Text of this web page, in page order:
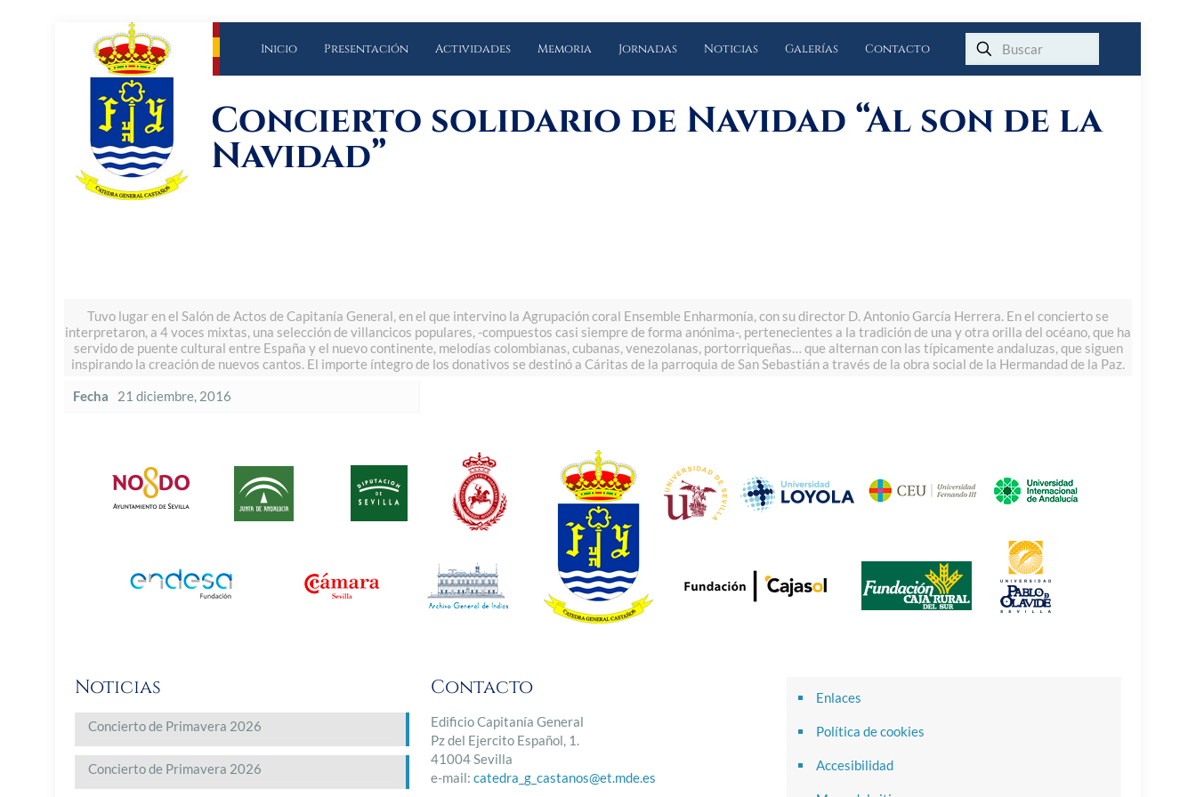
Inicio Presentación Actividades Memoria Jornadas Noticias Galerías Contacto
Concierto solidario de Navidad “Al son de la
Navidad”
Tuvo lugar en el Salón de Actos de Capitanía General, en el que intervino la Agrupación coral Ensemble Enharmonía, con su director D. Antonio García Herrera. En el concierto se
interpretaron, a 4 voces mixtas, una selección de villancicos populares, -compuestos casi siempre de forma anónima-, pertenecientes a la tradición de una y otra orilla del océano, que ha
servido de puente cultural entre España y el nuevo continente, melodías colombianas, cubanas, venezolanas, portorriqueñas… que alternan con las típicamente andaluzas, que siguen
inspirando la creación de nuevos cantos. El importe íntegro de los donativos se destinó a Cáritas de la parroquia de San Sebastián a través de la obra social de la Hermandad de la Paz.
Fecha
21 diciembre, 2016
Noticias
Concierto de Primavera 2026
Concierto de Primavera 2026
Contacto
Edificio Capitanía General
Pz del Ejercito Español, 1.
41004 Sevilla
e-mail: catedra_g_castanos@et.mde.es
Enlaces
Política de cookies
Accesibilidad